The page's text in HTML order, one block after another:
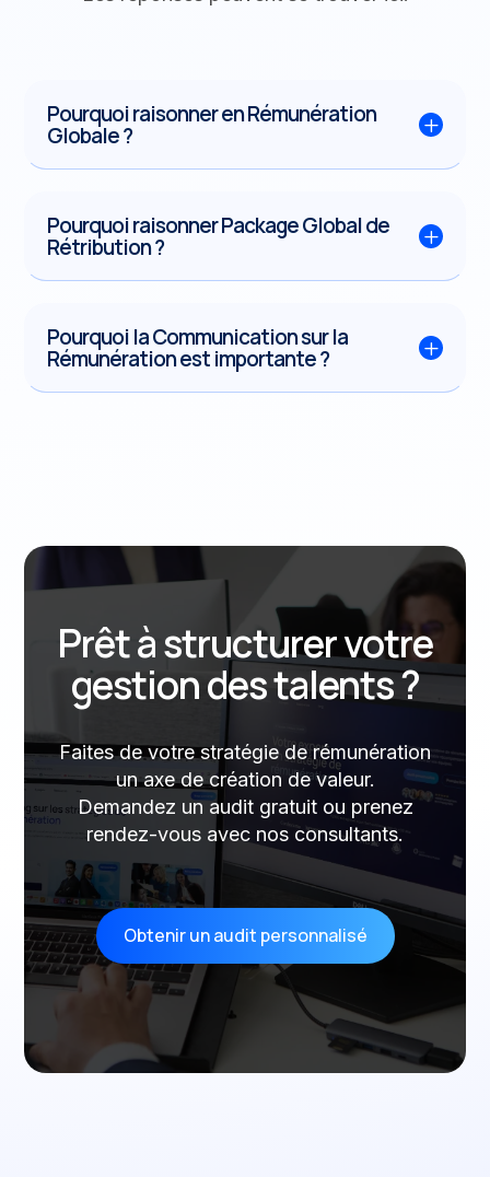
Pourquoi raisonner en Rémunération
Globale ? L
Pourquoi raisonner Package Global de
Rétribution ? L
Pourquoi la Communication sur la
Rémunération est importante ? L
Prêt à structurer votre
gestion des talents ?
Faites de votre stratégie de rémunération
un axe de création de valeur.
Demandez un audit gratuit ou prenez
rendez-vous avec nos consultants.
Obtenir un audit personnalisé